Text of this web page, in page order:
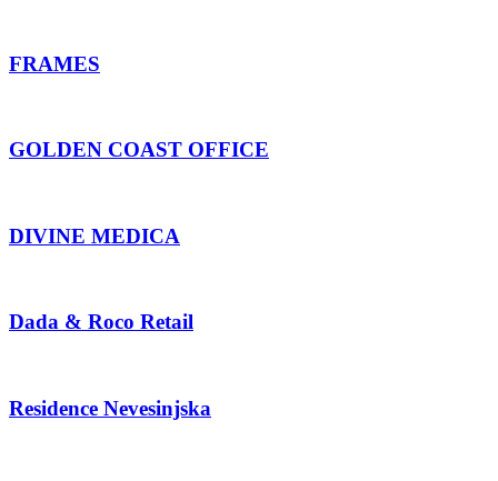
FRAMES
GOLDEN COAST OFFICE
DIVINE MEDICA
Dada & Roco Retail
Residence Nevesinjska